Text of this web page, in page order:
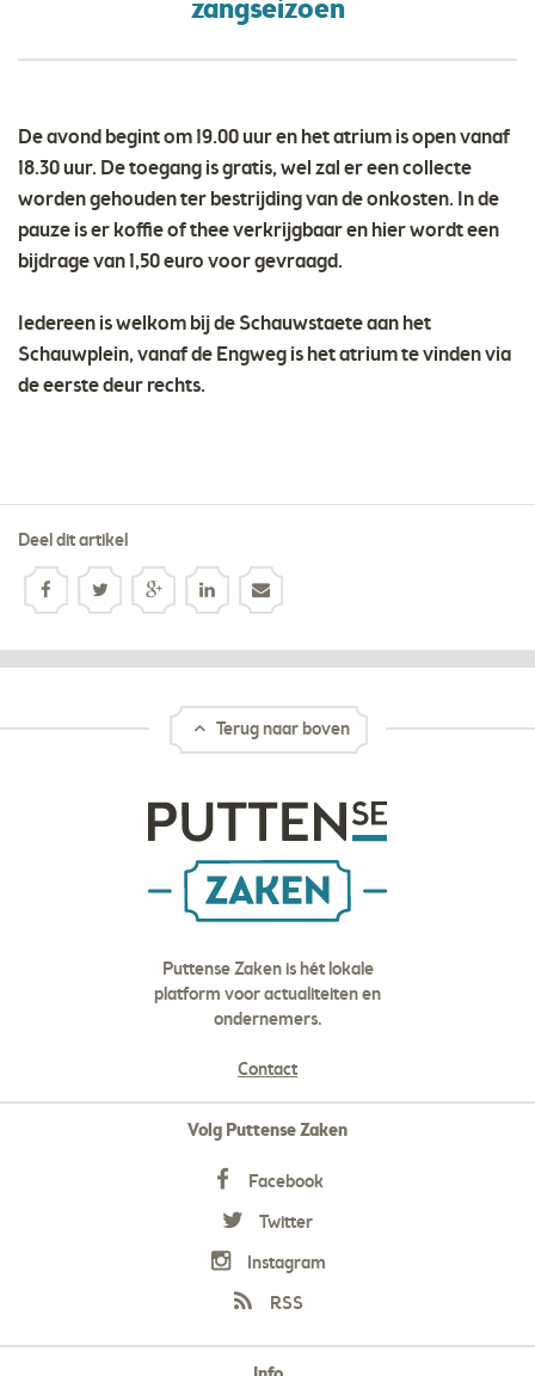
zangseizoen
De avond begint om 19.00 uur en het atrium is open vanaf
18.30 uur. De toegang is gratis, wel zal er een collecte
worden gehouden ter bestrijding van de onkosten. In de
pauze is er koffie of thee verkrijgbaar en hier wordt een
bijdrage van 1,50 euro voor gevraagd.
Iedereen is welkom bij de Schauwstaete aan het
Schauwplein, vanaf de Engweg is het atrium te vinden via
de eerste deur rechts.
Deel dit artikel
Terug naar boven
Puttense Zaken is hét lokale
platform voor actualiteiten en
ondernemers.
Contact
Volg Puttense Zaken
Facebook
Twitter
Instagram
RSS